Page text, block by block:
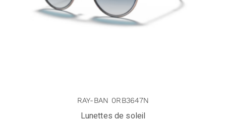
RAY-BAN 0RB3647N
Lunettes de soleil